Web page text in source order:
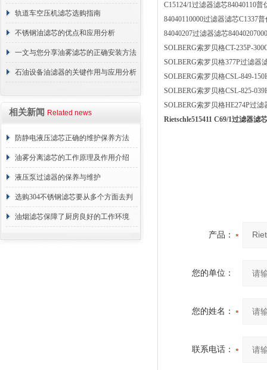
士
轨道车空压机滤芯选购指南
不锈钢油滤芯的优点和应用分析
一文与您分享油雾滤芯的正确安装方法
石油设备油滤器的关键作用与应用分析
相关新闻 Related news
防静电液压滤芯正确的维护保养方法
油雾分离滤芯的工作原理及作用介绍
液压泵过滤器的保养与维护
选购304不锈钢滤芯要从多个方面去判
断
油烟滤芯保障了厨房良好的工作环境
C15124/1过滤器滤芯84040110普
84040110000过滤器滤芯C1337
84040207过滤器滤芯84040207000
SOLBERG索罗贝格CT-235P-
SOLBERG索罗贝格377P过滤器
SOLBERG索罗贝格CSL-849-
SOLBERG索罗贝格CSL-825-
SOLBERG索罗贝格HE274P过滤
Rietschle515411 C69/1过滤器滤
产品：
您的单位：
您的姓名：
联系电话：